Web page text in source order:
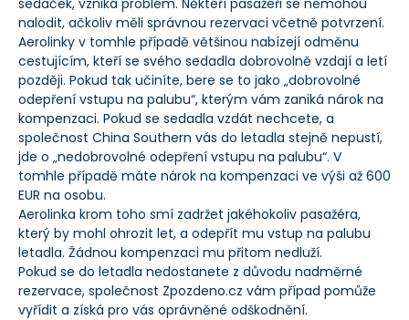
sedaček, vzniká problém. Někteří pasažéři se nemohou
nalodit, ačkoliv měli správnou rezervaci včetně potvrzení.
Aerolinky v tomhle případě většinou nabízejí odměnu
cestujícím, kteří se svého sedadla dobrovolně vzdají a letí
později. Pokud tak učiníte, bere se to jako „dobrovolné
odepření vstupu na palubu“, kterým vám zaniká nárok na
kompenzaci. Pokud se sedadla vzdát nechcete, a
společnost China Southern vás do letadla stejně nepustí,
jde o „nedobrovolné odepření vstupu na palubu“. V
tomhle případě máte nárok na kompenzaci ve výši až 600
EUR na osobu.
Aerolinka krom toho smí zadržet jakéhokoliv pasažéra,
který by mohl ohrozit let, a odepřít mu vstup na palubu
letadla. Žádnou kompenzaci mu přitom nedluží.
Pokud se do letadla nedostanete z důvodu nadměrné
rezervace, společnost Zpozdeno.cz vám případ pomůže
vyřídit a získá pro vás oprávněné odškodnění.